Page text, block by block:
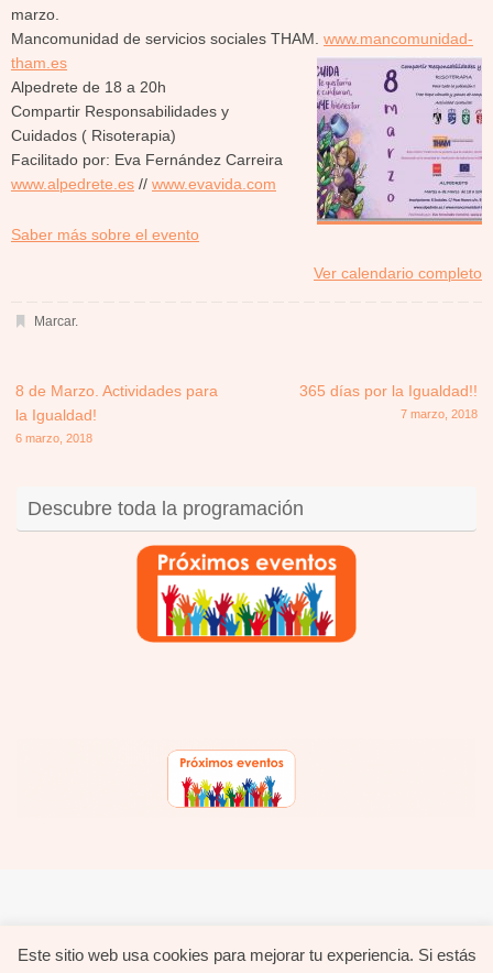
marzo.
Mancomunidad de servicios sociales THAM. www.mancomunidad-
tham.es
Alpedrete de 18 a 20h
Compartir Responsabilidades y
Cuidados ( Risoterapia)
Facilitado por: Eva Fernández Carreira
www.alpedrete.es // www.evavida.com
Saber más sobre el eventoabout
Ver calendario completo
Marcar.
8 de Marzo. Actividades para
la Igualdad!
6 marzo, 2018
365 días por la Igualdad!!
7 marzo, 2018
Descubre toda la programación
hola@evavida.com - 695.626.633 - Política de privacidad Política de cookies
Este sitio web usa cookies para mejorar tu experiencia. Si estás